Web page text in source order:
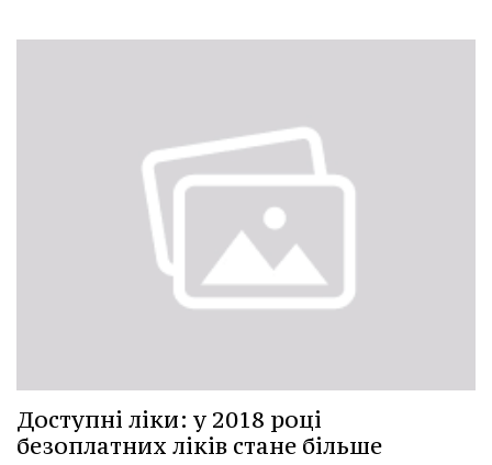
Доступні ліки: у 2018 році
безоплатних ліків стане більше